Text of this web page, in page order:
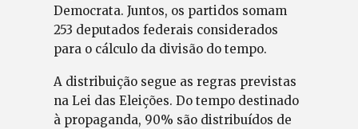
Democrata. Juntos, os partidos somam
253 deputados federais considerados
para o cálculo da divisão do tempo.
A distribuição segue as regras previstas
na Lei das Eleições. Do tempo destinado
à propaganda, 90% são distribuídos de